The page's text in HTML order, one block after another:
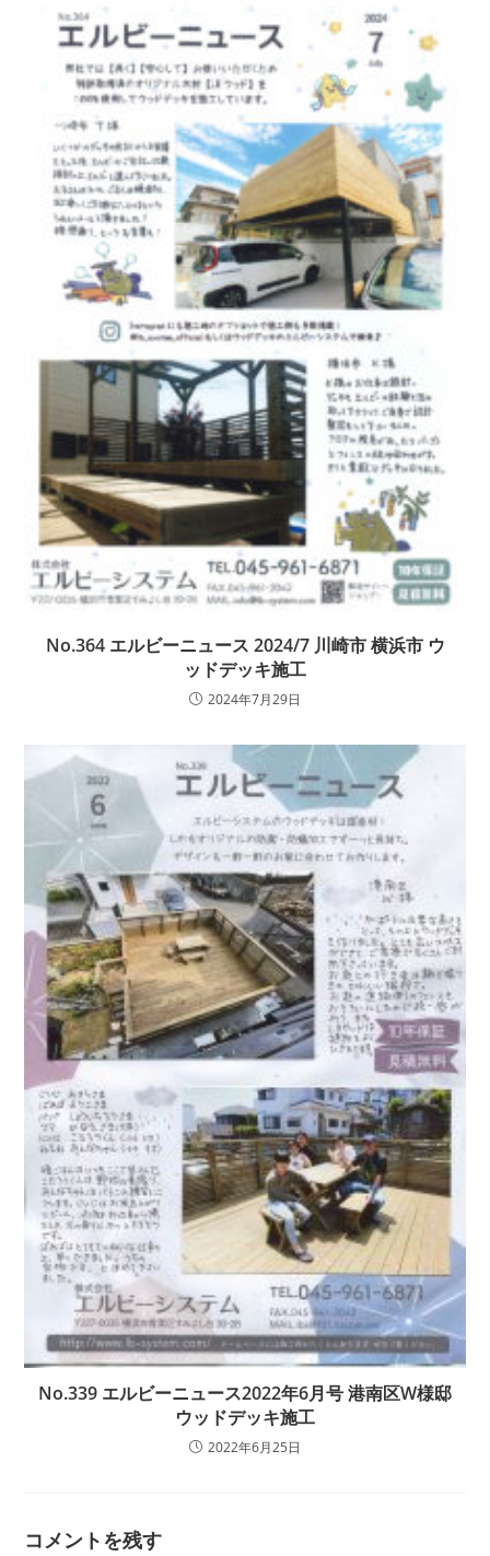
No.364 エルビーニュース 2024/7 川崎市 横浜市 ウ
ッドデッキ施工
2024年7月29日
No.339 エルビーニュース2022年6月号 港南区W様邸
ウッドデッキ施工
2022年6月25日
コメントを残す